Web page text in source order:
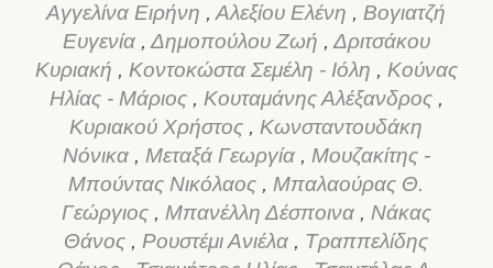
Αγγελίνα Ειρήνη ,Αλεξίου Ελένη ,Βογιατζή
Ευγενία ,Δημοπούλου Ζωή ,Δριτσάκου
Κυριακή , Κοντοκώστα Σεμέλη - Ιόλη , Κούνας
Ηλίας - Μάριος , Κουταμάνης Αλέξανδρος ,
Κυριακού Χρήστος ,Κωνσταντουδάκη
Νόνικα , Μεταξά Γεωργία , Μουζακίτης -
Μπούντας Νικόλαος ,Μπαλαούρας Θ.
Γεώργιος , Μπανέλλη Δέσποινα , Νάκας
Θάνος ,Ρουστέμι Ανιέλα , Τραππελίδης